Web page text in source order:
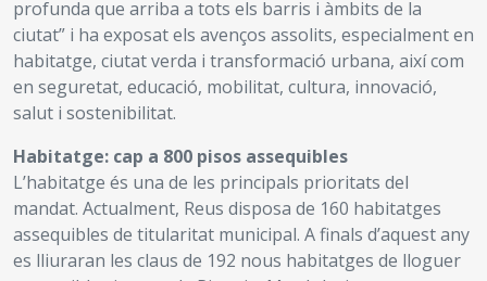
profunda que arriba a tots els barris i àmbits de la
ciutat” i ha exposat els avenços assolits, especialment en
habitatge, ciutat verda i transformació urbana, així com
en seguretat, educació, mobilitat, cultura, innovació,
salut i sostenibilitat.
Habitatge: cap a 800 pisos assequibles
L’habitatge és una de les principals prioritats del
mandat. Actualment, Reus disposa de 160 habitatges
assequibles de titularitat municipal. A finals d’aquest any
es lliuraran les claus de 192 nous habitatges de lloguer